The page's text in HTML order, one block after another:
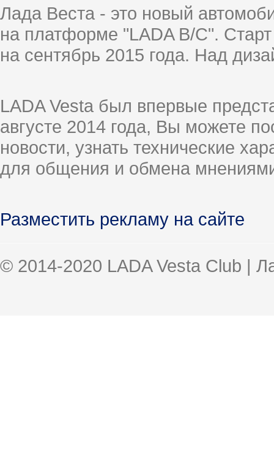
Лада Веста - это новый
на платформе "LADA B/C".
на сентябрь 2015 года. Над
LADA Vesta был впервые
августе 2014 года, Вы можете
новости, узнать технические
для общения и обмена
Разместить рекламу на сайте
© 2014-2020 LADA Vesta Club |